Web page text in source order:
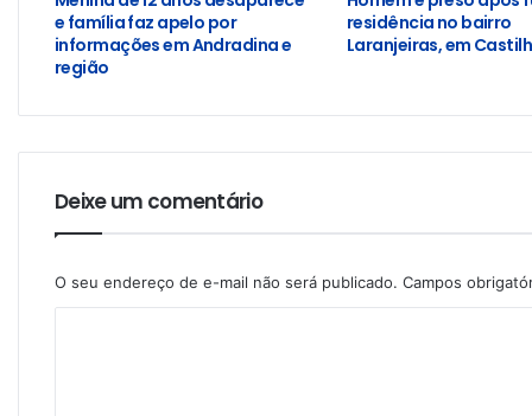
e família faz apelo por
informações em Andradina e
região
residência no bairro
Laranjeiras, em
Deixe um comentário
O seu endereço de e-mail não será publicado. Campos